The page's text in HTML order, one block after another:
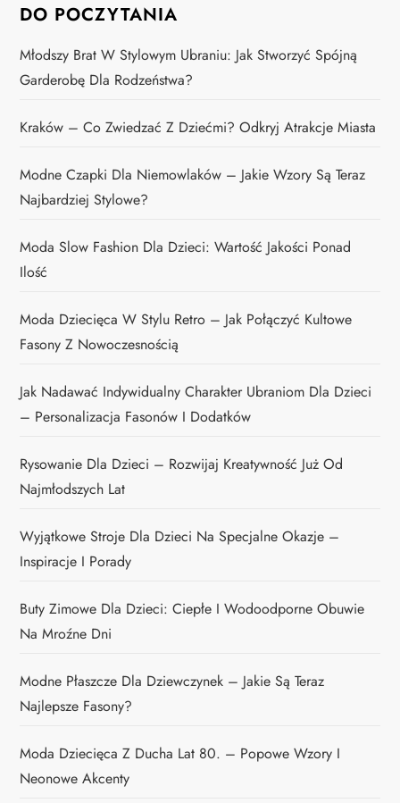
DO POCZYTANIA
Młodszy Brat W Stylowym Ubraniu: Jak Stworzyć Spójną
Garderobę Dla Rodzeństwa?
Kraków – Co Zwiedzać Z Dziećmi? Odkryj Atrakcje Miasta
Modne Czapki Dla Niemowlaków – Jakie Wzory Są Teraz
Najbardziej Stylowe?
Moda Slow Fashion Dla Dzieci: Wartość Jakości Ponad
Ilość
Moda Dziecięca W Stylu Retro – Jak Połączyć Kultowe
Fasony Z Nowoczesnością
Jak Nadawać Indywidualny Charakter Ubraniom Dla Dzieci
– Personalizacja Fasonów I Dodatków
Rysowanie Dla Dzieci – Rozwijaj Kreatywność Już Od
Najmłodszych Lat
Wyjątkowe Stroje Dla Dzieci Na Specjalne Okazje –
Inspiracje I Porady
Buty Zimowe Dla Dzieci: Ciepłe I Wodoodporne Obuwie
Na Mroźne Dni
Modne Płaszcze Dla Dziewczynek – Jakie Są Teraz
Najlepsze Fasony?
Moda Dziecięca Z Ducha Lat 80. – Popowe Wzory I
Neonowe Akcenty